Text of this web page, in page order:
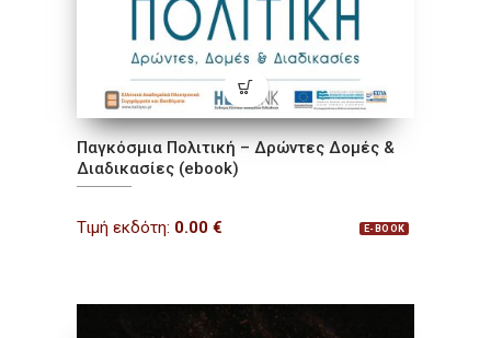
Παγκόσμια Πολιτική – Δρώντες Δομές &
Διαδικασίες (ebook)
E-BOOK
Τιμή εκδότη: 0.00 €